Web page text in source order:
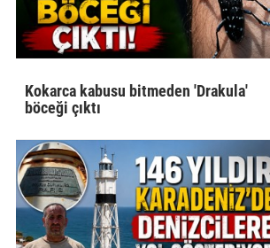
Kokarca kabusu bitmeden 'Drakula'
böceği çıktı